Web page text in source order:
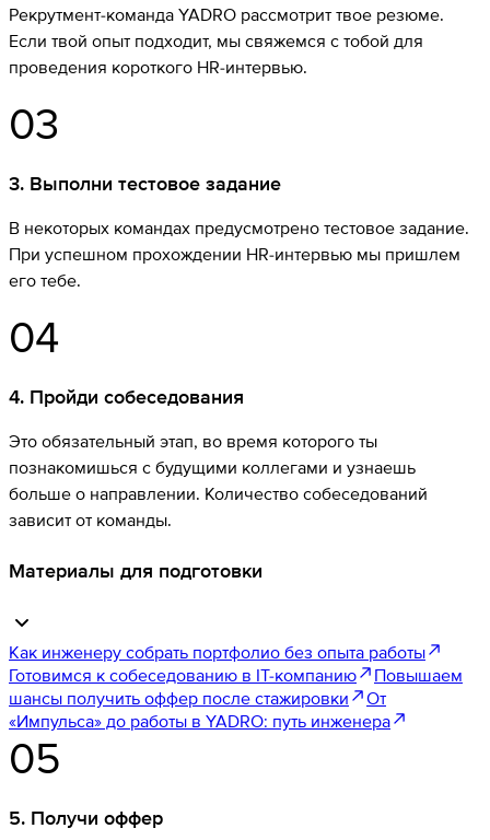
Рекрутмент-команда YADRO рассмотрит твое резюме.
Если твой опыт подходит, мы свяжемся с тобой для
проведения короткого HR-интервью.
03
3. Выполни тестовое задание
В некоторых командах предусмотрено тестовое задание.
При успешном прохождении HR-интервью мы пришлем
его тебе.
04
4. Пройди собеседования
Это обязательный этап, во время которого ты
познакомишься с будущими коллегами и узнаешь
больше о направлении. Количество собеседований
зависит от команды.
Материалы для подготовки
Как инженеру собрать портфолио без опыта работы
Готовимся к собеседованию в IT-компанию
Повышаем
шансы получить оффер после стажировки
От
«Импульса» до работы в YADRO: путь инженера
05
5. Получи оффер